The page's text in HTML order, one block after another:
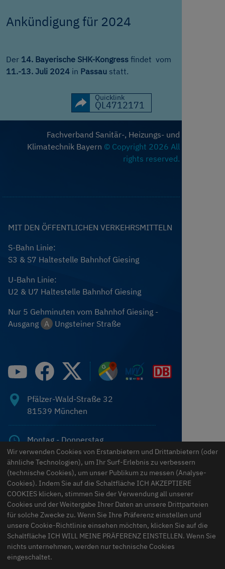
Ankündigung für 2024
Der 14. Bayerische SHK-Kongress findet vom
11.-13. Juli 2024 in Passau statt.
Quicklink
QL4712171
Fachverband Sanitär-, Heizungs- und
Klimatechnik Bayern © Copyright 2026 All
rights reserved.
MIT DEN ÖFFENTLICHEN VERKEHRSMITTELN
S-Bahn Linie:
S3 & S7 Haltestelle Bahnhof Giesing
U-Bahn Linie:
U2 & U7 Haltestelle Bahnhof Giesing
Nur 5 Gehminuten vom Bahnhof Giesing -
Ausgang A Ungsteiner Straße
Fachverband Sanitär-, Heizungs- und Klimatechnik Bayern
Pfälzer-Wald-Straße 32
81539 München
Montag - Donnerstag
07:45–17:00
Freitag
07:45–13:00
Samstag & Sonntag
geschlossen
089 546 15 70
info@haustechnikbayern.de
Wir verwenden Cookies von Erstanbietern und Drittanbietern (oder
ähnliche Technologien), um Ihr Surf-Erlebnis zu verbessern
(technische Cookies), um unser Publikum zu messen (Analyse-
Cookies). Indem Sie auf die Schaltfläche ICH AKZEPTIERE
COOKIES klicken, stimmen Sie der Verwendung all unserer
Cookies und der Weitergabe Ihrer Daten an unsere Drittparteien
für solche Zwecke zu. Wenn Sie Ihre Präferenz einstellen und
unsere Cookie-Richtlinie einsehen möchten, klicken Sie auf die
Schaltfläche ICH WILL MEINE PRÄFERENZ EINSTELLEN. Wenn Sie
nichts unternehmen, werden nur technische Cookies
eingeschaltet.